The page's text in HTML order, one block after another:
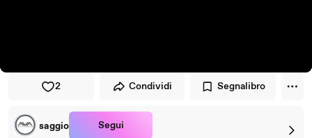
2 Condividi Segnalibro
saggio Segui